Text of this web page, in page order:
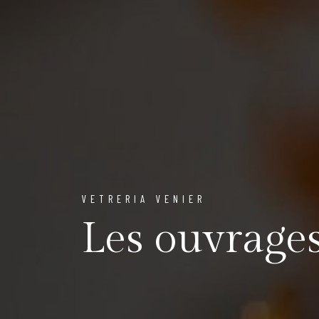
VETRERIA VENIER
Les